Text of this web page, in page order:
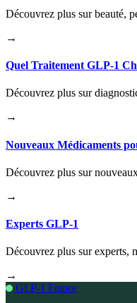
Découvrez plus sur beauté,
→
Quel Traitement GLP-1
Découvrez plus sur
→
Nouveaux Médicaments
Découvrez plus sur
→
Experts GLP-1
Découvrez plus sur experts,
→
GLP-1 France